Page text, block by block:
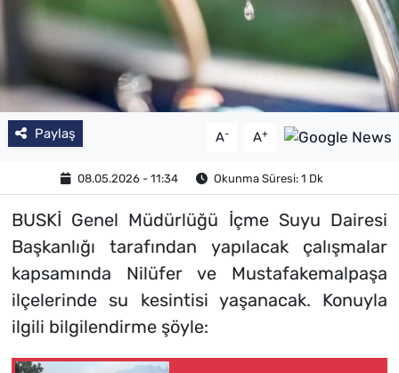
Paylaş A- A+
08.05.2026 - 11:34 Okunma Süresi: 1 Dk
BUSKİ Genel Müdürlüğü İçme Suyu Dairesi
Başkanlığı tarafından yapılacak çalışmalar
kapsamında Nilüfer ve Mustafakemalpaşa
ilçelerinde su kesintisi yaşanacak. Konuyla
ilgili bilgilendirme şöyle: